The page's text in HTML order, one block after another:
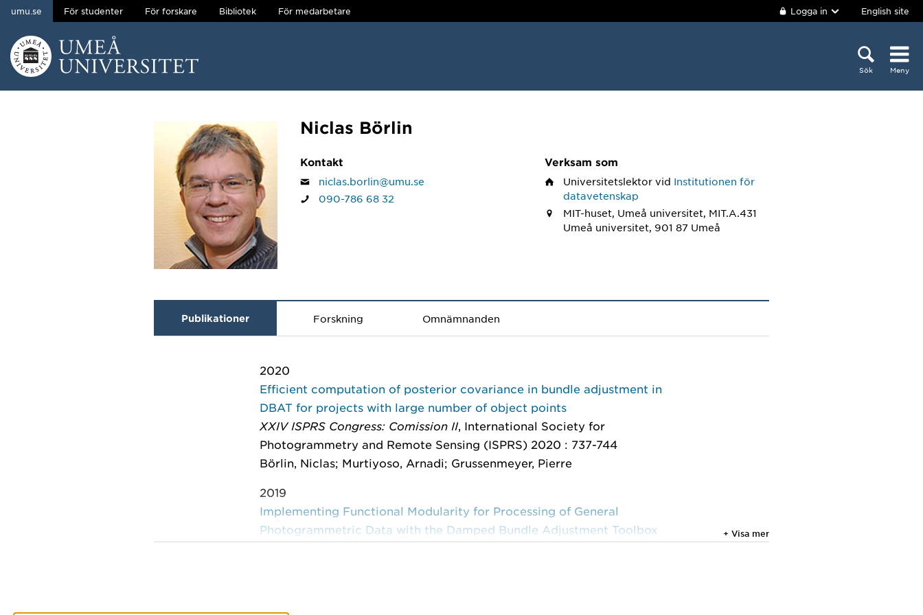
Hoppa direkt till innehållet
umu.se För studenter För forskare Bibliotek För medarbetare Logga in English site
Sök Meny
Niclas Börlin
Kontakt
niclas.borlin@umu.se
090-786 68 32
Verksam som
Universitetslektor vid Institutionen för
datavetenskap
MIT-huset, Umeå universitet, MIT.A.431
Umeå universitet, 901 87 Umeå
Publikationer Forskning Omnämnanden
2020
Efficient computation of posterior covariance in bundle adjustment in
DBAT for projects with large number of object points
XXIV ISPRS Congress: Comission II, International Society for
Photogrammetry and Remote Sensing (ISPRS) 2020 : 737-744
Börlin, Niclas; Murtiyoso, Arnadi; Grussenmeyer, Pierre
2019
Implementing Functional Modularity for Processing of General
Photogrammetric Data with the Damped Bundle Adjustment Toolbox
+ Visa mer